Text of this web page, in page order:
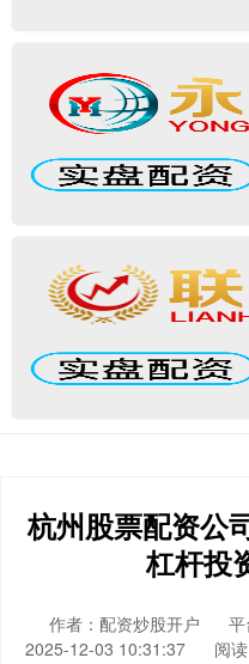
杭州股票配资公
杠杆投
作者：配资炒股开户
2025-12-03 10:31:37
阅